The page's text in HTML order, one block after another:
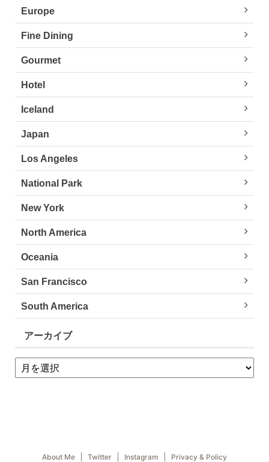
Europe
Fine Dining
Gourmet
Hotel
Iceland
Japan
Los Angeles
National Park
New York
North America
Oceania
San Francisco
South America
アーカイブ
About Me Twitter Instagram Privacy & Policy